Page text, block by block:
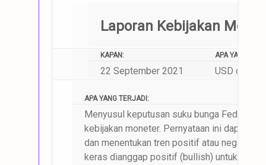
Laporan Kebijakan
KAPAN: APA YANG
22 September 2021 USD dan
APA YANG TERJADI:
Menyusul keputusan suku bunga Fed,
kebijakan moneter. Pernyataan ini dapat
dan menentukan tren positif atau negatif
keras dianggap positif (bullish) untuk USD,